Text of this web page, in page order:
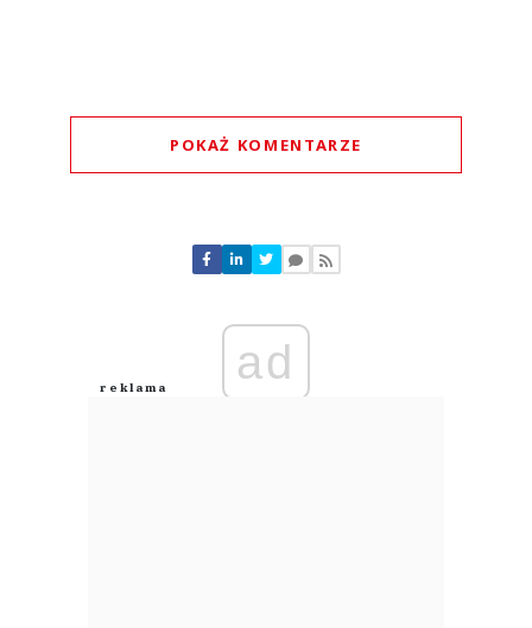
POKAŻ KOMENTARZE
Nie znaleziono komentarzy
Zostaw swoje komentarze
Anuluj
ad